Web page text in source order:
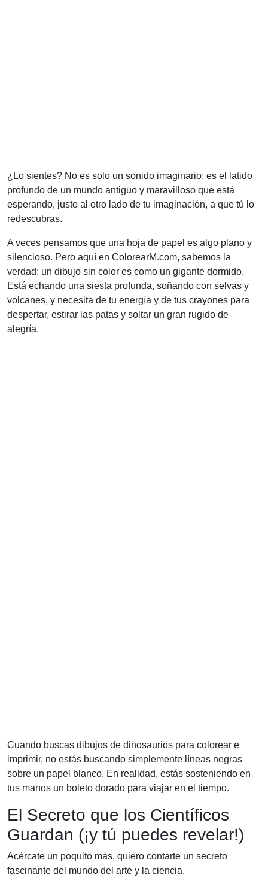
¿Lo sientes? No es solo un sonido imaginario; es el latido
profundo de un mundo antiguo y maravilloso que está
esperando, justo al otro lado de tu imaginación, a que tú lo
redescubras.
A veces pensamos que una hoja de papel es algo plano y
silencioso. Pero aquí en ColorearM.com, sabemos la
verdad: un dibujo sin color es como un gigante dormido.
Está echando una siesta profunda, soñando con selvas y
volcanes, y necesita de tu energía y de tus crayones para
despertar, estirar las patas y soltar un gran rugido de
alegría.
Cuando buscas dibujos de dinosaurios para colorear e
imprimir, no estás buscando simplemente líneas negras
sobre un papel blanco. En realidad, estás sosteniendo en
tus manos un boleto dorado para viajar en el tiempo.
El Secreto que los Científicos
Guardan (¡y tú puedes revelar!)
Acércate un poquito más, quiero contarte un secreto
fascinante del mundo del arte y la ciencia.